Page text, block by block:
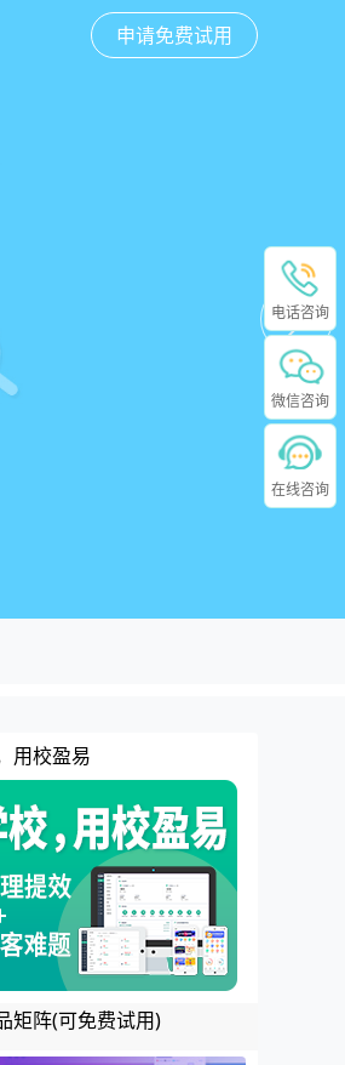
申请免费试用
用校盈易
矩阵(可免费试用)
电话咨询
微信咨询
在线咨询